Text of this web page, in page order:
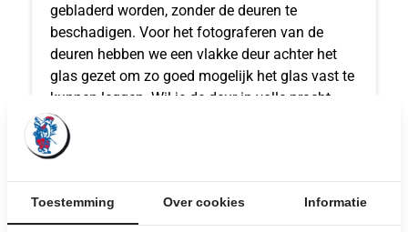
gebladerd worden, zonder de deuren te
beschadigen. Voor het fotograferen van de
deuren hebben we een vlakke deur achter het
glas gezet om zo goed mogelijk het glas vast te
kunnen leggen. Wil je de deur in volle pracht
zien? Kom langs in de winkel om elk detail met
eigen ogen te bekijken.
Toestemming Over cookies Informatie